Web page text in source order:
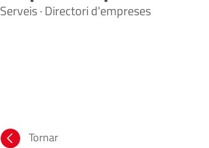
Serveis · Directori d'empreses
Tornar